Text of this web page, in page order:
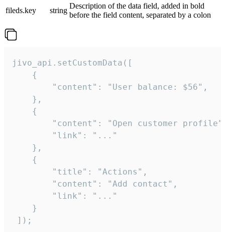
fileds.key
string
Description of the data field, added in bold
before the field content, separated by a colon
jivo_api.setCustomData([
    {
        "content": "User balance: $56",
    },
    {
"content": "Open customer
        "link": "..."
    },
    {
        "title": "Actions",
        "content": "Add contact",
        "link": "..."
    }
]);